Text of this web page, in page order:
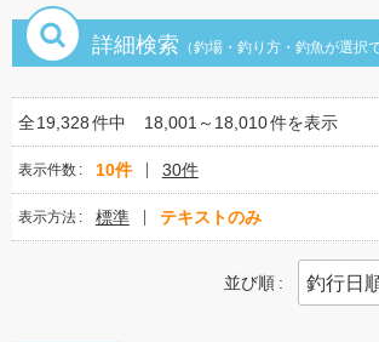
詳細検索 （釣場・釣り方・釣魚が選択
全19,328件中 18,001～18,010件を表示
表示件数 10件 30件
表示方法 標準 テキストのみ
並び順